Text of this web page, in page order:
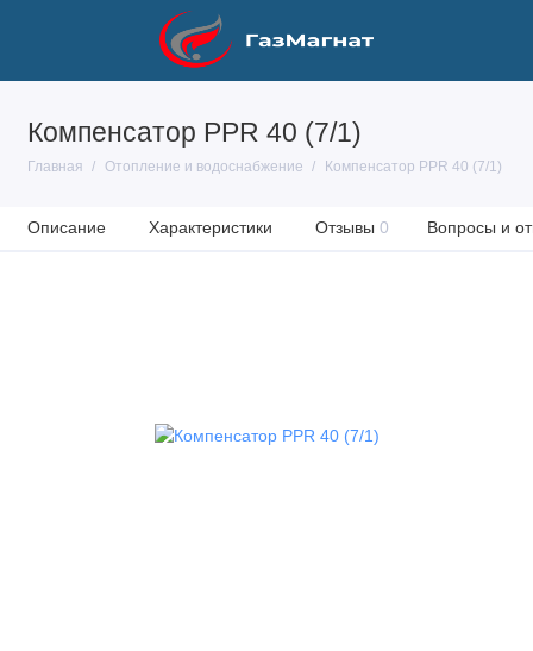
Компенсатор PPR 40 (7/1)
Главная Отопление и водоснабжение Компенсатор PPR 40 (7/1)
Описание Характеристики Отзывы 0 Вопросы и